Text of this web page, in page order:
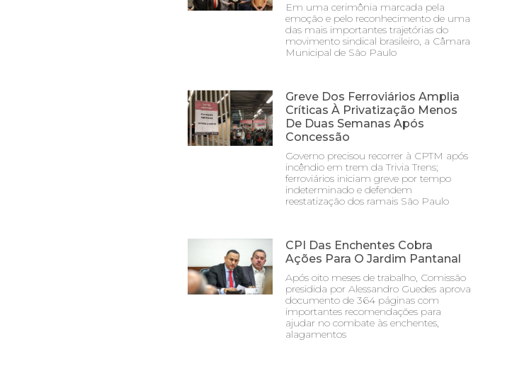
Em uma cerimônia marcada pela
emoção e pelo reconhecimento de uma
das mais importantes trajetórias do
movimento sindical brasileiro, a Câmara
Municipal de São Paulo
Greve Dos Ferroviários Amplia
Críticas À Privatização Menos
De Duas Semanas Após
Concessão
Governo precisou recorrer à CPTM após
incêndio em trem da Trivia Trens;
ferroviários iniciam greve por tempo
indeterminado e defendem
reestatização dos ramais São Paulo
CPI Das Enchentes Cobra
Ações Para O Jardim Pantanal
Após oito meses de trabalho, Comissão
presidida por Alessandro Guedes aprova
documento de 364 páginas com
importantes recomendações para
ajudar no combate às enchentes,
alagamentos